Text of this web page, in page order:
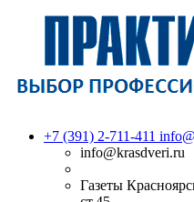
+7 (391) 2-711-411
info@krasdveri.ru
Газеты